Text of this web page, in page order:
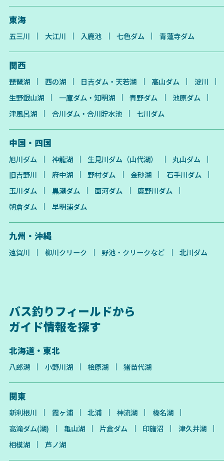
東海
五三川 大江川 入鹿池 七色ダム 青蓮寺ダム
関西
琵琶湖 西の湖 日吉ダム・天若湖 高山ダム
淀川
生野銀山湖
一庫ダム・知明湖 青野ダム
池原ダム
津風呂湖
合川ダム・合川貯水池 七川ダム
中国・四国
旭川ダム 神龍湖 生見川ダム（山代湖）
丸山ダム
旧吉野川
府中湖 野村ダム 金砂湖
石手川ダム
玉川ダム
黒瀬ダム 面河ダム
鹿野川ダム
朝倉ダム
早明浦ダム
九州・沖縄
遠賀川 柳川クリーク 野池・クリークなど 北川ダム
バス釣りフィールドから
ガイド情報を探す
北海道・東北
八郎潟 小野川湖 桧原湖 猪苗代湖
関東
新利根川 霞ヶ浦 北浦 神流湖
榛名湖
高滝ダム(湖)
亀山湖 片倉ダム 印旛沼
津久井湖
相模湖
芦ノ湖